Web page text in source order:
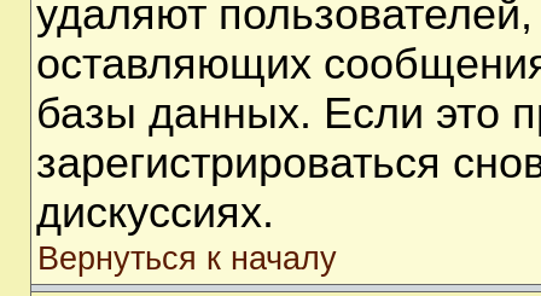
удаляют
оставляющих
базы данных. Если это
зарегистрироваться
дискуссиях.
Вернуться к началу